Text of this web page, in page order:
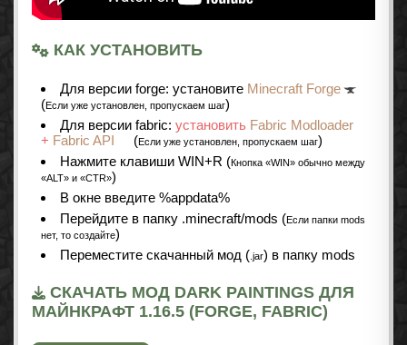
КАК УСТАНОВИТЬ
Для версии forge: установите Minecraft Forge
(Если уже установлен, пропускаем шаг)
Для версии fabric: установить Fabric Modloader
+ Fabric API (Если уже установлен, пропускаем шаг)
Нажмите клавиши WIN+R (Кнопка «WIN» обычно между
«ALT» и «CTR»)
В окне введите %appdata%
Перейдите в папку .minecraft/mods (Если папки mods
нет, то создайте)
Переместите скачанный мод (.jar) в папку mods
СКАЧАТЬ МОД DARK PAINTINGS ДЛЯ
МАЙНКРАФТ 1.16.5 (FORGE, FABRIC)